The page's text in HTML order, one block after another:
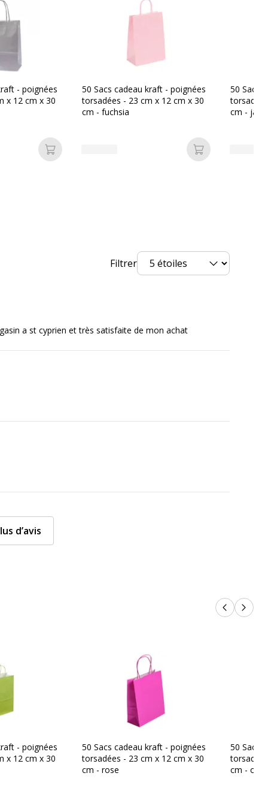
Non compostable
Oui
Oui
- poignées
x 12 cm x 30
Ajouter au panier
50 Sacs cadeau kraft - poignées
torsadées - 23 cm x 12 cm x 30
cm - fuchsia
Ajouter au
50 Sacs
cm -
Filtrer
a st cyprien et très satisfaite de mon achat
d’avis
Produits
- poignées
x 12 cm x 30
50 Sacs cadeau kraft - poignées
torsadées - 23 cm x 12 cm x 30
cm - rose
50 Sacs
cm - or